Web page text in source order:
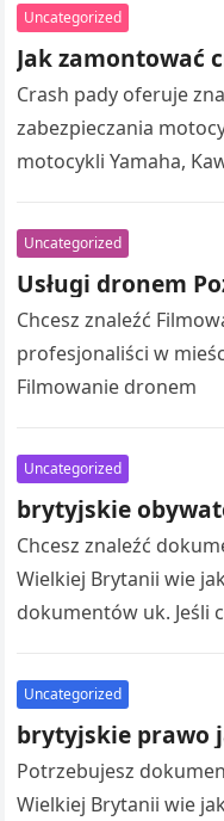
Uncategorized
Jak zamontować
Crash pady oferuje
zabezpieczania
motocykli Yamaha,
oczywiste!…
Uncategorized
Usługi dronem
Chcesz znaleźć
profesjonaliści w
Filmowanie dronem
Uncategorized
brytyjskie
Chcesz znaleźć
Wielkiej Brytanii wie
dokumentów uk. Jeśli
Uncategorized
brytyjskie prawo
Potrzebujesz
Wielkiej Brytanii wie